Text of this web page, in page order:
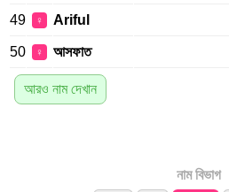
49 ♀ Ariful
50 ♀ আসফাত
আরও নাম দেখান
নাম বিভাগ